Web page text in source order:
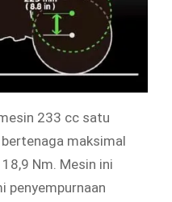
233 cc satu
maksimal
Nm. Mesin ini
penyempurnaan